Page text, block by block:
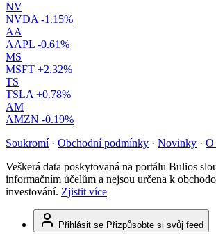
NV
NVDA -1.15%
AA
AAPL -0.61%
MS
MSFT +2.32%
TS
TSLA +0.78%
AM
AMZN -0.19%
Soukromí · Obchodní podmínky · Novinky · O
Veškerá data poskytovaná na portálu Bulios
informačním účelům a nejsou určena k
investování. Zjistit více
Přihlásit se Přizpůsobte si svůj feed